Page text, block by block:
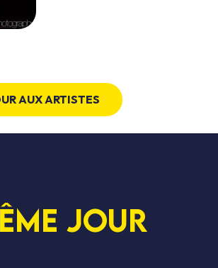
AUX ARTISTES
jour